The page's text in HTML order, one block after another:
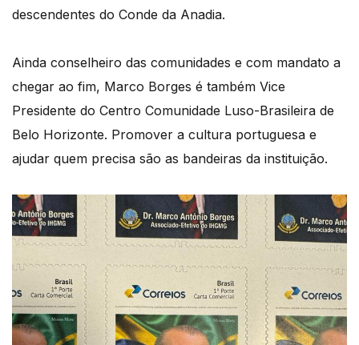
descendentes do Conde da Anadia.
Ainda conselheiro das comunidades e com mandato a
chegar ao fim, Marco Borges é também Vice
Presidente do Centro Comunidade Luso-Brasileira de
Belo Horizonte. Promover a cultura portuguesa e
ajudar quem precisa são as bandeiras da instituição.